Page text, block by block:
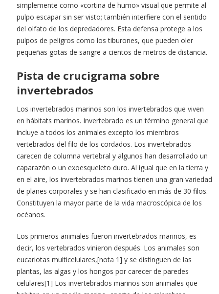
simplemente como «cortina de humo» visual que permite al
pulpo escapar sin ser visto; también interfiere con el sentido
del olfato de los depredadores. Esta defensa protege a los
pulpos de peligros como los tiburones, que pueden oler
pequeñas gotas de sangre a cientos de metros de distancia.
Pista de crucigrama sobre
invertebrados
Los invertebrados marinos son los invertebrados que viven
en hábitats marinos. Invertebrado es un término general que
incluye a todos los animales excepto los miembros
vertebrados del filo de los cordados. Los invertebrados
carecen de columna vertebral y algunos han desarrollado un
caparazón o un exoesqueleto duro. Al igual que en la tierra y
en el aire, los invertebrados marinos tienen una gran variedad
de planes corporales y se han clasificado en más de 30 filos.
Constituyen la mayor parte de la vida macroscópica de los
océanos.
Los primeros animales fueron invertebrados marinos, es
decir, los vertebrados vinieron después. Los animales son
eucariotas multicelulares,[nota 1] y se distinguen de las
plantas, las algas y los hongos por carecer de paredes
celulares[1] Los invertebrados marinos son animales que